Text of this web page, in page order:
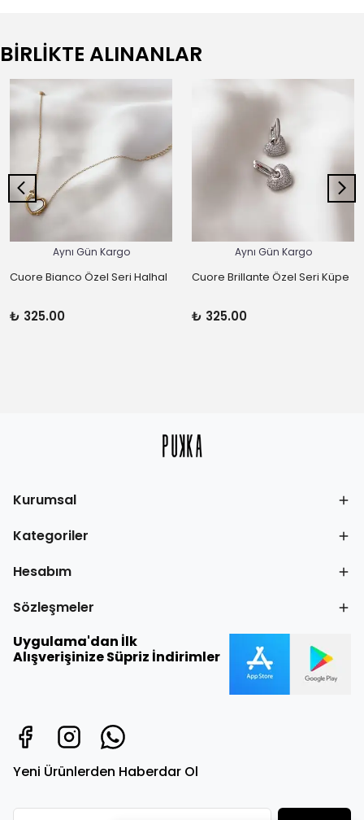
BİRLİKTE ALINANLAR
Aynı Gün Kargo
Cuore Bianco Özel Seri Halhal
₺ 325.00
Aynı Gün Kargo
Cuore Brillante Özel Seri Küpe
₺ 325.00
Kurumsal
Kategoriler
Hesabım
Sözleşmeler
Uygulama'dan İlk
Alışverişinize Süpriz İndirimler
Yeni Ürünlerden Haberdar Ol